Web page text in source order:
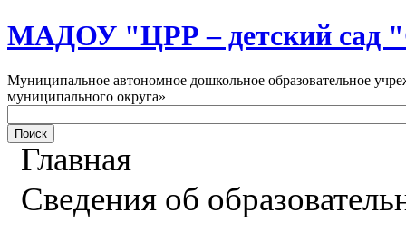
МАДОУ "ЦРР – детский
Муниципальное автономное дошкольное образовательное
муниципального округа»
Главная
Сведения об